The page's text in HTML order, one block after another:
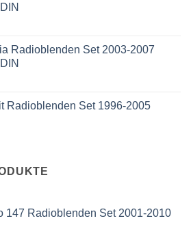
Radioblenden Set 2003-2007
Radioblenden Set 1996-2005
147 Radioblenden Set 2001-2010